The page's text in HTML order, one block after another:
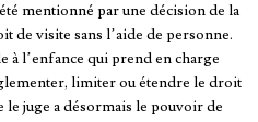
mentionné par une décision de la
de visite sans l’aide de personne.
à l’enfance qui prend en charge
limiter ou étendre le droit
juge a désormais le pouvoir de